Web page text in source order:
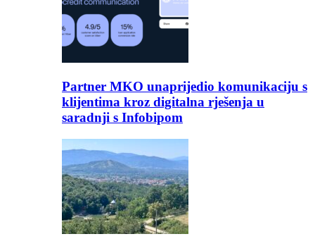
Partner MKO unaprijedio komunikaciju s
klijentima kroz digitalna rješenja u
saradnji s Infobipom